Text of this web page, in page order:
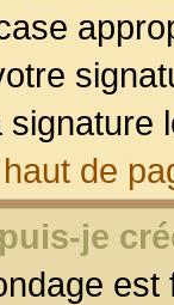
signature
de
je